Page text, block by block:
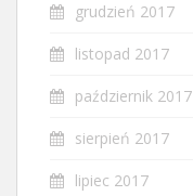
grudzień 2017
listopad 2017
październik 2017
sierpień 2017
lipiec 2017